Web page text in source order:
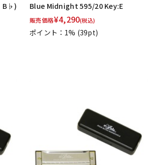
B♭) Blue Midnight 595/20 Key:E
販売価格¥4,290(税込)
ポイント：1% (39pt)